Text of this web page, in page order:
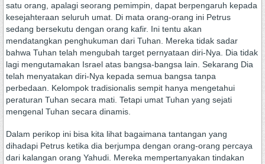
satu orang, apalagi seorang pemimpin, dapat berpengaruh kepada
kesejahteraan seluruh umat. Di mata orang-orang ini Petrus
sedang bersekutu dengan orang kafir. Ini tentu akan
mendatangkan penghukuman dari Tuhan. Mereka tidak sadar
bahwa Tuhan telah mengubah target pernyataan diri-Nya. Dia tidak
lagi mengutamakan Israel atas bangsa-bangsa lain. Sekarang Dia
telah menyatakan diri-Nya kepada semua bangsa tanpa
perbedaan. Kelompok tradisionalis sempit hanya mengetahui
peraturan Tuhan secara mati. Tetapi umat Tuhan yang sejati
mengenal Tuhan secara dinamis.
Dalam perikop ini bisa kita lihat bagaimana tantangan yang
dihadapi Petrus ketika dia berjumpa dengan orang-orang percaya
dari kalangan orang Yahudi. Mereka mempertanyakan tindakan